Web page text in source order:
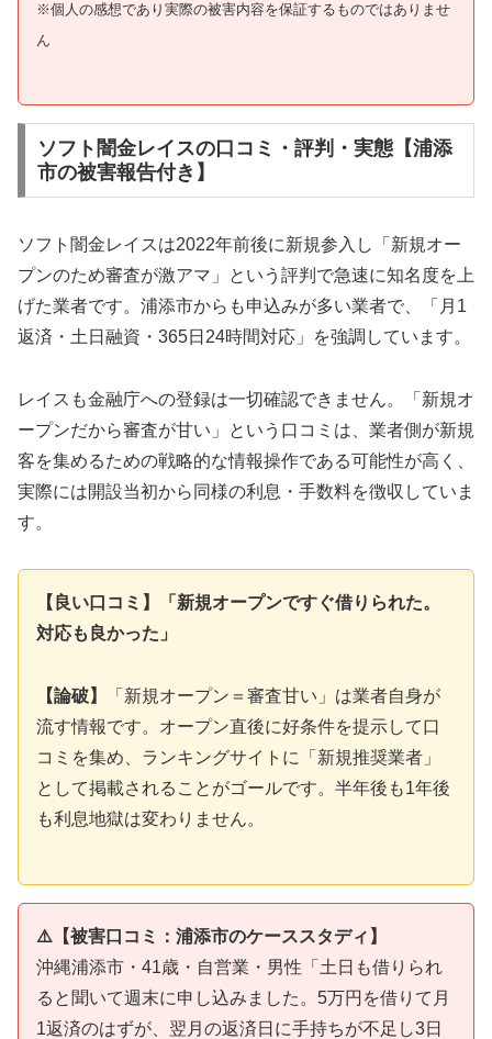
※個人の感想であり実際の被害内容を保証するものではありませ
ん
ソフト闇金レイスの口コミ・評判・実態【浦添
市の被害報告付き】
ソフト闇金レイスは2022年前後に新規参入し「新規オー
プンのため審査が激アマ」という評判で急速に知名度を上
げた業者です。浦添市からも申込みが多い業者で、「月1
返済・土日融資・365日24時間対応」を強調しています。
レイスも金融庁への登録は一切確認できません。「新規オ
ープンだから審査が甘い」という口コミは、業者側が新規
客を集めるための戦略的な情報操作である可能性が高く、
実際には開設当初から同様の利息・手数料を徴収していま
す。
【良い口コミ】「新規オープンですぐ借りられた。
対応も良かった」
【論破】
「新規オープン＝審査甘い」は業者自身が
流す情報です。オープン直後に好条件を提示して口
コミを集め、ランキングサイトに「新規推奨業者」
として掲載されることがゴールです。半年後も1年後
も利息地獄は変わりません。
⚠️【被害口コミ：浦添市のケーススタディ】
沖縄浦添市・41歳・自営業・男性「土日も借りられ
ると聞いて週末に申し込みました。5万円を借りて月
1返済のはずが、翌月の返済日に手持ちが不足し3日